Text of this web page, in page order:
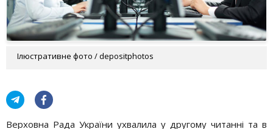
Ілюстративне фото / depositphotos
Верховна Рада України ухвалила у другому читанні та в